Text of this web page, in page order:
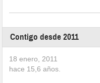
Contigo desde 2011
18 enero, 2011
hace 15,6 años.